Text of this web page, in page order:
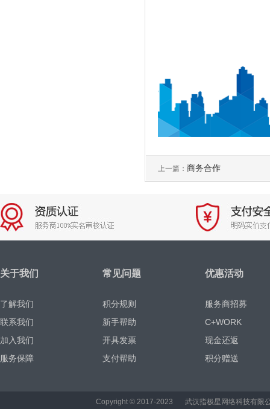
上一篇： 商务合作
关于我们
了解我们
联系我们
加入我们
服务保障
常见问题
积分规则
新手帮助
开具发票
支付帮助
优惠活动
服务商招募
C+WORK
现金还返
积分赠送
Copyright © 2017-2023 武汉指极星网络科技有限